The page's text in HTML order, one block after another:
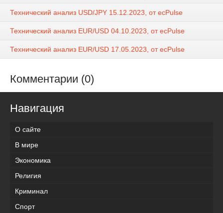
Технический анализ USD/JPY 15.12.2023, от ecPulse
Технический анализ EUR/USD 04.10.2023, от ecPulse
Технический анализ EUR/USD 17.05.2023, от ecPulse
Комментарии (0)
Навигация
О сайте
В мире
Экономика
Религия
Криминал
Спорт